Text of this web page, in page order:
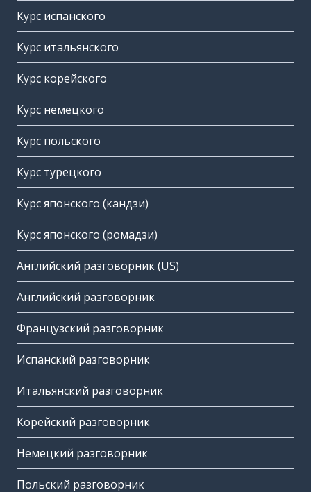
Курс испанского
Курс итальянского
Курс корейского
Курс немецкого
Курс польского
Курс турецкого
Курс японского (кандзи)
Курс японского (ромадзи)
Английский разговорник (US)
Английский разговорник
Французский разговорник
Испанский разговорник
Итальянский разговорник
Корейский разговорник
Немецкий разговорник
Польский разговорник